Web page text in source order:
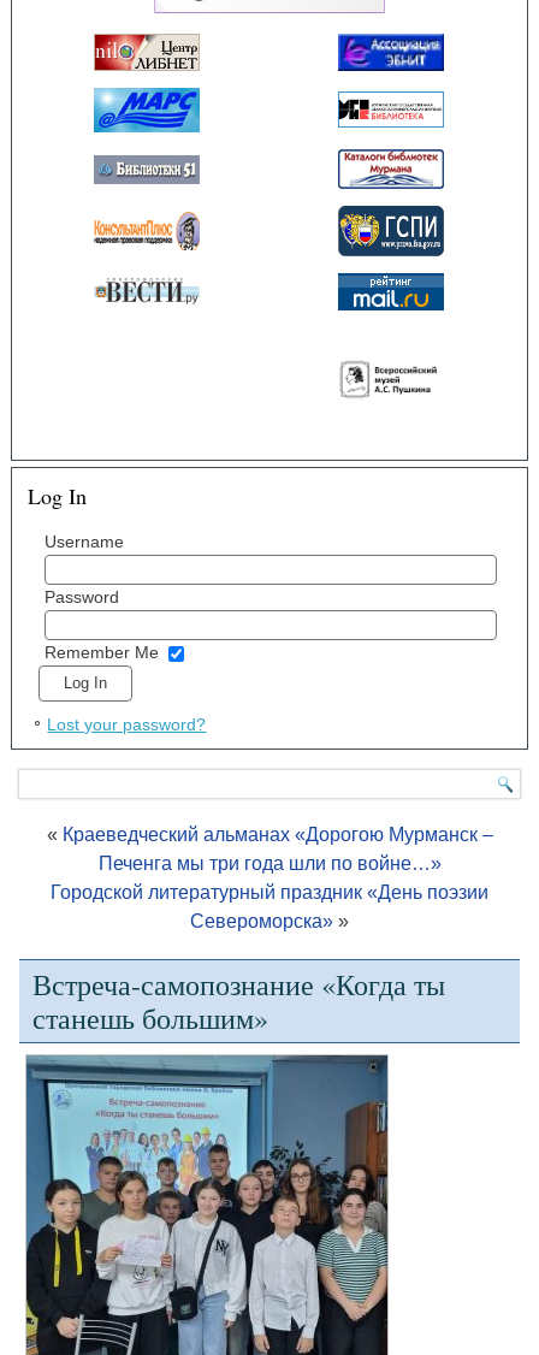
Log In
Username
Password
Remember Me
Lost your password?
« Краеведческий альманах «Дорогою Мурманск –
Печенга мы три года шли по войне…»
Городской литературный праздник «День поэзии
Североморска» »
Встреча-самопознание «Когда ты
станешь большим»